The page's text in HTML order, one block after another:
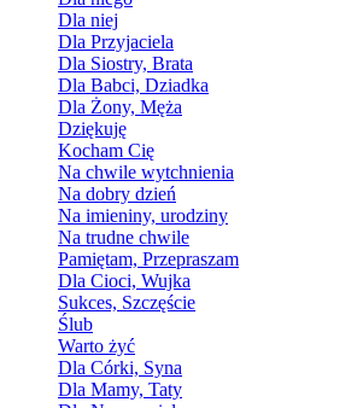
Dla niej
Dla Przyjaciela
Dla Siostry, Brata
Dla Babci, Dziadka
Dla Żony, Męża
Dziękuję
Kocham Cię
Na chwile wytchnienia
Na dobry dzień
Na imieniny, urodziny
Na trudne chwile
Pamiętam, Przepraszam
Dla Cioci, Wujka
Sukces, Szczęście
Ślub
Warto żyć
Dla Córki, Syna
Dla Mamy, Taty